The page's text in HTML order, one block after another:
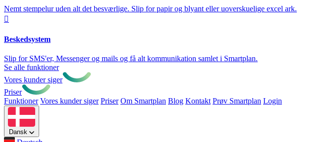
Nemt stempelur uden alt det besværlige. Slip for papir og blyant eller uoverskuelige excel ark.

Beskedsystem
Slip for SMS'er, Messenger og mails og få alt kommunikation samlet i Smartplan.
Se alle funktioner
Vores kunder siger
Priser
Funktioner Vores kunder siger Priser Om Smartplan Blog Kontakt Prøv Smartplan Login
Dansk